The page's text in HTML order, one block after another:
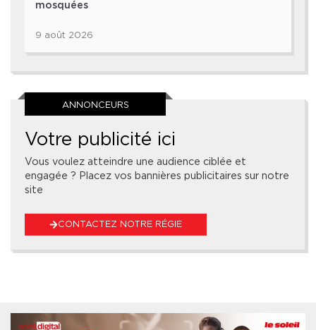
mosquées
9 août 2026
ANNONCEURS
Votre publicité ici
Vous voulez atteindre une audience ciblée et
engagée ? Placez vos bannières publicitaires sur notre
site
CONTACTEZ NOTRE RÉGIE